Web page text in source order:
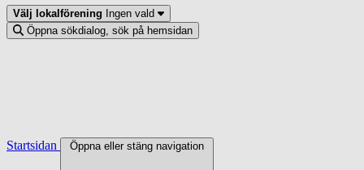
Välj lokalförening Ingen vald
Öppna sökdialog, sök på hemsidan
Startsidan Öppna eller stäng navigation